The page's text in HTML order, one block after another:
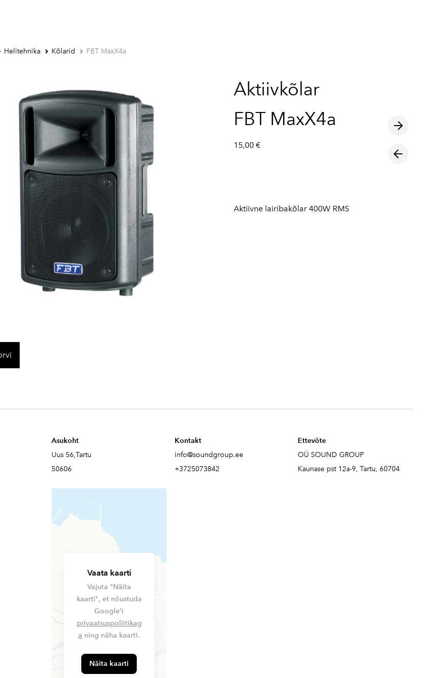
Helitehnika Kõlarid FBT MaxX4a
Aktiivkõlar
FBT MaxX4a
15,00 €
Aktiivne lairibakõlar 400W RMS
Asukoht
Uus 56,Tartu
50606
Vaata kaarti
Vajuta "Näita
kaarti", et nõustuda
Google'i
privaatsuspoliitikag
a ning näha kaarti.
Näita kaarti
Kontakt
info@soundgroup.ee
+3725073842
Ettevõte
OÜ SOUND GROUP
Kaunase pst 12a-9, Tartu, 60704